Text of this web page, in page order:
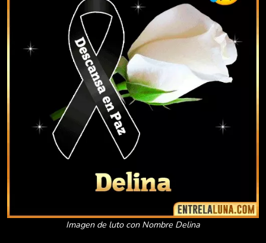
Imagen de luto con Nombre Delina